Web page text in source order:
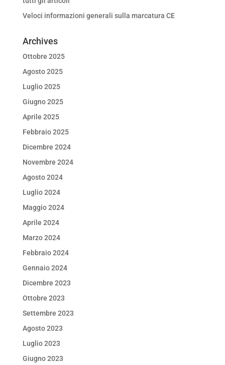
Veloci informazioni generali sulla marcatura CE
Archives
Ottobre 2025
Agosto 2025
Luglio 2025
Giugno 2025
Aprile 2025
Febbraio 2025
Dicembre 2024
Novembre 2024
Agosto 2024
Luglio 2024
Maggio 2024
Aprile 2024
Marzo 2024
Febbraio 2024
Gennaio 2024
Dicembre 2023
Ottobre 2023
Settembre 2023
Agosto 2023
Luglio 2023
Giugno 2023